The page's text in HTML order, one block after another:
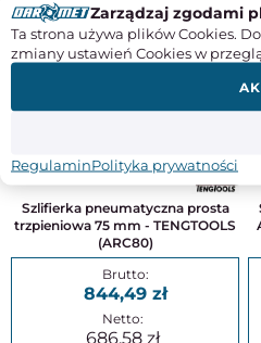
Szlifierka pneumatyczna prosta
trzpieniowa 75 mm - TENGTOOLS
(ARC80)
844,49
686,58
Zarządzaj zgodami
Ta strona używa plików Cookies.
zmiany ustawień Cookies w
RegulaminPolityka prywatności